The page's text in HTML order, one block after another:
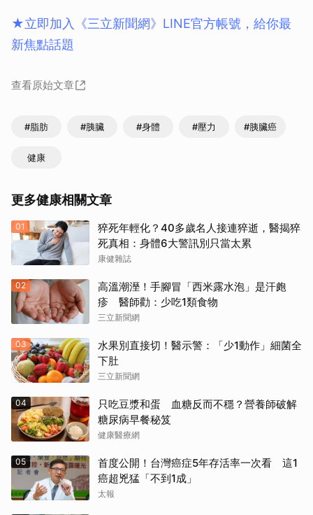
★立即加入《三立新聞網》LINE官方帳號，給你最
新焦點話題
查看原始文章
#脂肪 #胰臟 #身體 #壓力 #胰臟癌
健康
更多健康相關文章
01
猝死年輕化？40多歲名人接連猝逝，醫揭猝
死真相：身體6大警訊別只當太累
康健雜誌
02
高溫潮溼！手腳冒「西米露水泡」是汗皰
疹 醫師勸：少吃1類食物
三立新聞網
03
水果別直接切！醫示警：「少1動作」細菌全
下肚
三立新聞網
04
只吃豆漿和蛋 血糖反而不穩？營養師破解
糖尿病早餐秘笈
健康醫療網
05
首度公開！台灣癌症5年存活率一次看 這1
癌超兇猛「不到1成」
太報